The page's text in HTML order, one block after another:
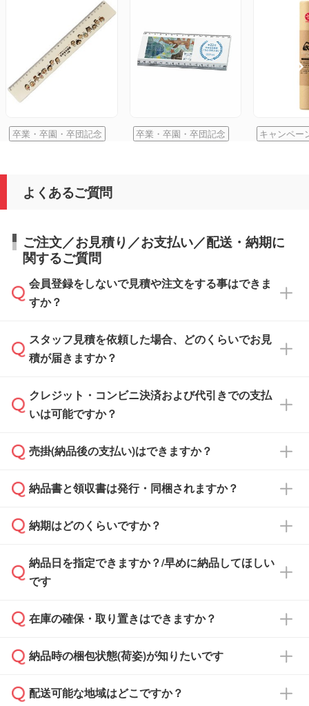
卒業・卒園・卒団記念 卒業・卒園・卒団記念 キャンペー
よくあるご質問
ご注文／お見積り／お支払い／配送・納期に
関するご質問
会員登録をしないで見積や注文をする事はできま
すか？
可能です。見積・注文フォームにて『ゲストの
まま進む』ボタンからお進みのうえ、ご依頼く
スタッフ見積を依頼した場合、どのくらいでお見
積が届きますか？
通常、翌営業日までにお送りしております。混
雑状況によっては、お時間をいただくこともご
依頼いただいた場合は、翌営業日以降のご連絡
クレジット・コンビニ決済および代引きでの支払
いは可能ですか？
銀行振込のみのご対応となります。
売掛(納品後の支払い)はできますか？
基本的には先入金をお願いしておりますが、自
どの場合は、月末締め翌月末払いに対応可能で
また、卒業・卒園記念品で対策委員会や個人様
校や幼稚園・保育園であれば、同様の条件でご
ご希望の際は担当スタッフまでお気軽にご相談
ください。
納品書と領収書は発行・同梱されますか？
納品書・領収書は ご依頼をいただいた場合の
ず、通常はPDFデータをメール添付でお送りし
ます。
たは注文フォームの『ご注文に関する備考欄』
納期はどのくらいですか？
・印刷する場合(500個程度)
ご入金、イメージ画像の校了から約2週間～2
ご入金確認後、1～2営業日で出荷いたしま
納品日を指定できますか？/早めに納品してほしい
です
ご希望の納期がある場合は、お問い合わせ・お
い。
応が可能かご案内いたします。
在庫の確保・取り置きはできますか？
ご入金確認後に在庫を確保し、注文確定のご連
はできかねますので予めご了承ください。
納品時の梱包状態(荷姿)が知りたいです
商品によって異なります。各ページにある商品
配送可能な地域はどこですか？